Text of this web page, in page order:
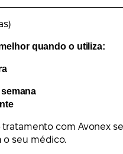
quando o utiliza:
com Avonex
seu médico.